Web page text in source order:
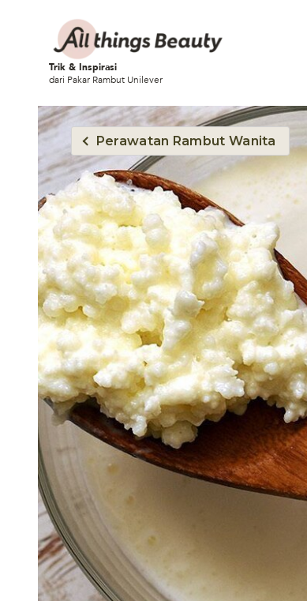
Trik & Inspirasi
dari Pakar Rambut Unilever
Perawatan Rambut Wanita